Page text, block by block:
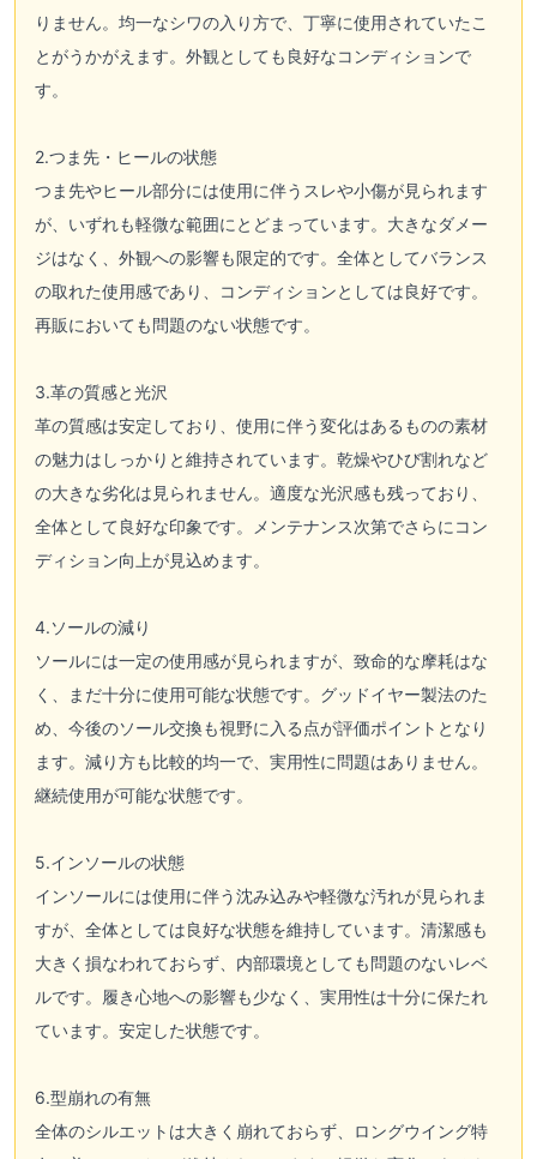
りません。均一なシワの入り方で、丁寧に使用されていたこ
とがうかがえます。外観としても良好なコンディションで
す。
2.つま先・ヒールの状態
つま先やヒール部分には使用に伴うスレや小傷が見られます
が、いずれも軽微な範囲にとどまっています。大きなダメー
ジはなく、外観への影響も限定的です。全体としてバランス
の取れた使用感であり、コンディションとしては良好です。
再販においても問題のない状態です。
3.革の質感と光沢
革の質感は安定しており、使用に伴う変化はあるものの素材
の魅力はしっかりと維持されています。乾燥やひび割れなど
の大きな劣化は見られません。適度な光沢感も残っており、
全体として良好な印象です。メンテナンス次第でさらにコン
ディション向上が見込めます。
4.ソールの減り
ソールには一定の使用感が見られますが、致命的な摩耗はな
く、まだ十分に使用可能な状態です。グッドイヤー製法のた
め、今後のソール交換も視野に入る点が評価ポイントとなり
ます。減り方も比較的均一で、実用性に問題はありません。
継続使用が可能な状態です。
5.インソールの状態
インソールには使用に伴う沈み込みや軽微な汚れが見られま
すが、全体としては良好な状態を維持しています。清潔感も
大きく損なわれておらず、内部環境としても問題のないレベ
ルです。履き心地への影響も少なく、実用性は十分に保たれ
ています。安定した状態です。
6.型崩れの有無
全体のシルエットは大きく崩れておらず、ロングウイング特